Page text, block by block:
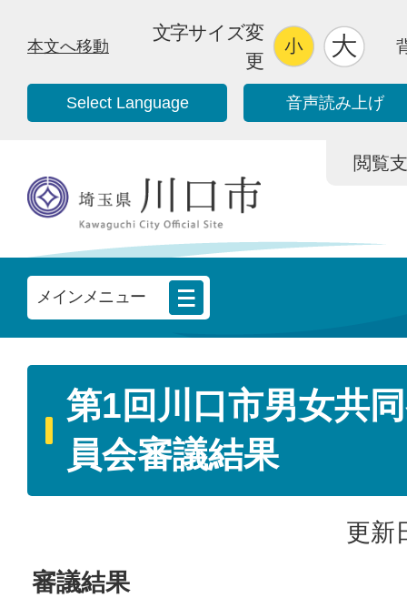
本文へ移動
文字サイズ変
更
Select Language 音声読み上げ
閲覧
メインメニュー
第1回川口市男女共
員会審議結果
更新
審議結果